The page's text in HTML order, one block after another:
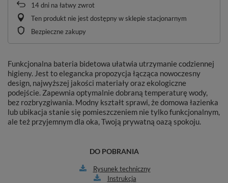
14dni na łatwy zwrot
Ten produkt nie jest dostępny w sklepie stacjonarnym
Bezpieczne zakupy
Funkcjonalna bateria bidetowa ułatwia utrzymanie codziennej
higieny. Jest to elegancka propozycja łącząca nowoczesny
design, najwyższej jakości materiały oraz ekologiczne
podejście. Zapewnia optymalnie dobraną temperaturę wody,
bez rozbryzgiwania. Modny kształt sprawi, że domowa łazienka
lub ubikacja stanie się pomieszczeniem nie tylko funkcjonalnym,
ale też przyjemnym dla oka, Twoją prywatną oazą spokoju.
DO POBRANIA
Rysunek techniczny
Instrukcja